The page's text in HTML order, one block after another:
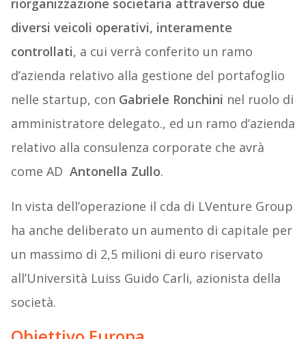
riorganizzazione societaria attraverso due
diversi veicoli operativi, interamente
controllati, a cui verrà conferito un ramo
d’azienda relativo alla gestione del portafoglio
nelle startup, con Gabriele Ronchini nel ruolo di
amministratore delegato., ed un ramo d’azienda
relativo alla consulenza corporate che avrà
come AD Antonella Zullo.
In vista dell’operazione il cda di LVenture Group
ha anche deliberato un aumento di capitale per
un massimo di 2,5 milioni di euro riservato
all’Università Luiss Guido Carli, azionista della
società.